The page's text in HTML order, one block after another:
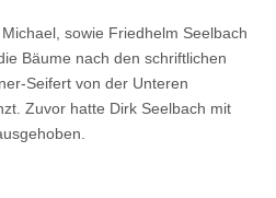
sowie Friedhelm Seelbach
Bäume nach den schriftlichen
Seifert von der Unteren
Zuvor hatte Dirk Seelbach mit